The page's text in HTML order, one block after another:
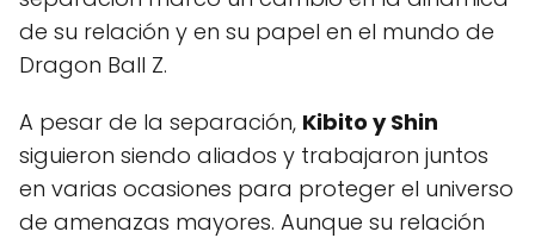
de su relación y en su papel en el mundo de
Dragon Ball Z.
A pesar de la separación, Kibito y Shin
siguieron siendo aliados y trabajaron juntos
en varias ocasiones para proteger el universo
de amenazas mayores. Aunque su relación